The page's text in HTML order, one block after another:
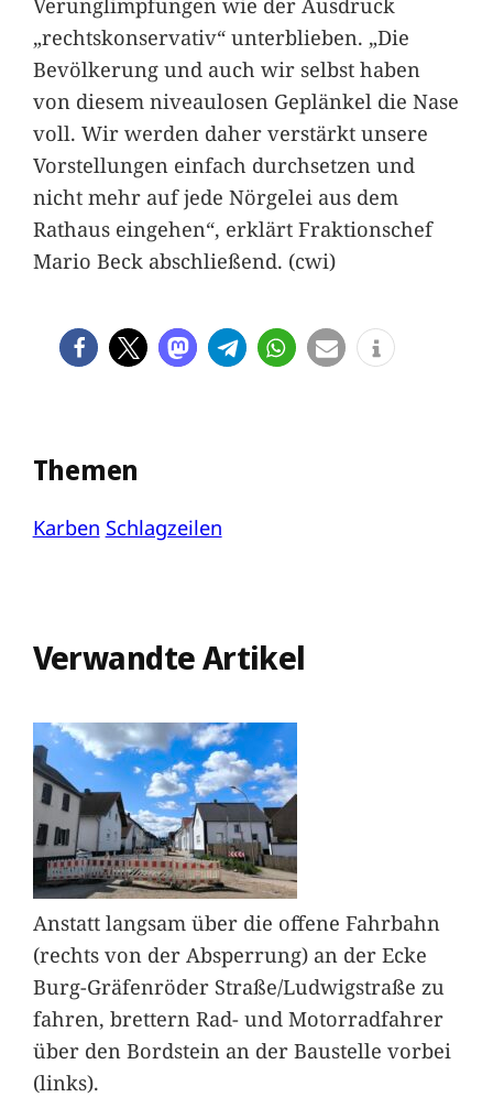
„rechtskonservativ“ unterblieben. „Die
Bevölkerung und auch wir selbst haben
von diesem niveaulosen Geplänkel die Nase
voll. Wir werden daher verstärkt unsere
Vorstellungen einfach durchsetzen und
nicht mehr auf jede Nörgelei aus dem
Rathaus eingehen“, erklärt Fraktionschef
Mario Beck abschließend. (cwi)
Themen
Karben Schlagzeilen
Verwandte Artikel
Anstatt langsam über die offene Fahrbahn
(rechts von der Absperrung) an der Ecke
Burg-Gräfenröder Straße/Ludwigstraße zu
fahren, brettern Rad- und Motorradfahrer
über den Bordstein an der Baustelle vorbei
(links).